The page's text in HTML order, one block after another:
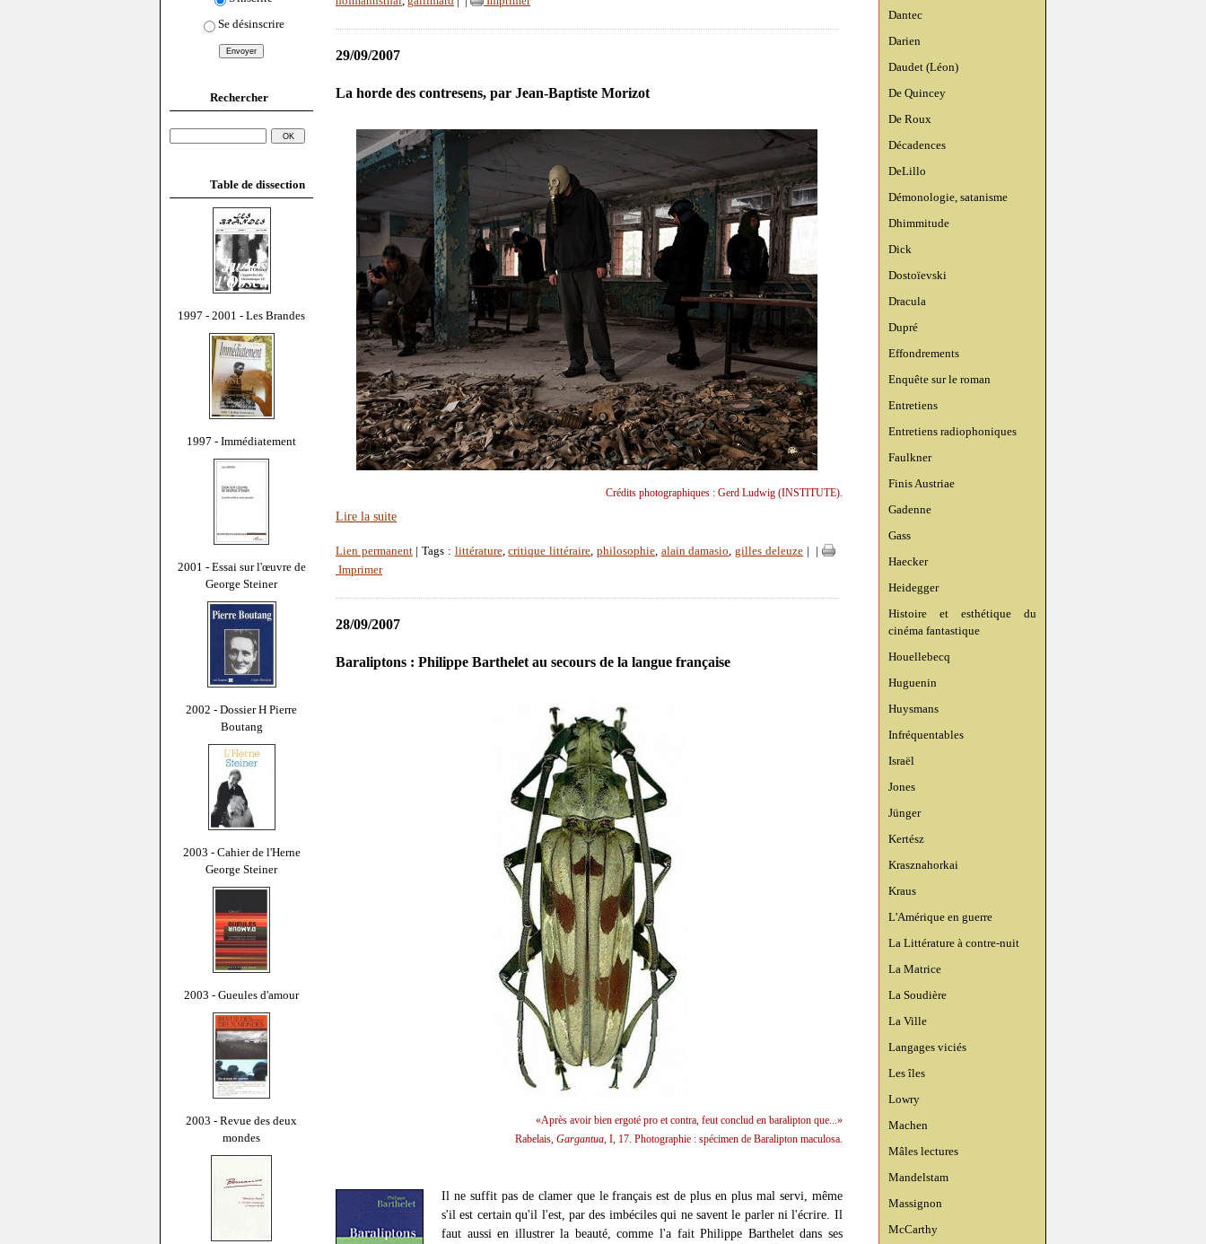
Se désinscrire
Rechercher
Table de dissection
1997 - 2001 - Les Brandes
1997 - Immédiatement
2001 - Essai sur l'œuvre de
George Steiner
2002 - Dossier H Pierre
Boutang
2003 - Cahier de l'Herne
George Steiner
2003 - Gueules d'amour
2003 - Revue des deux
mondes
Dantec
Darien
Daudet (Léon)
De Quincey
De Roux
Décadences
DeLillo
Démonologie, satanisme
Dhimmitude
Dick
Dostoïevski
Dracula
Dupré
Effondrements
Enquête sur le roman
Entretiens
Entretiens radiophoniques
Faulkner
Finis Austriae
Gadenne
Gass
Haecker
Heidegger
Histoire et esthétique du
cinéma fantastique
Houellebecq
Huguenin
Huysmans
Infréquentables
Israël
Jones
Jünger
Kertész
Krasznahorkai
Kraus
L'Amérique en guerre
La Littérature à contre-nuit
La Matrice
La Soudière
La Ville
Langages viciés
Les îles
Lowry
Machen
Mâles lectures
Mandelstam
Massignon
McCarthy
29/09/2007
La horde des contresens, par Jean-Baptiste Morizot
Crédits photographiques : Gerd Ludwig (INSTITUTE).
Lire la suite
Lien permanent| Tags : littérature,critique littéraire, philosophie, alain damasio,gilles deleuze|
Imprimer
28/09/2007
Baraliptons : Philippe Barthelet au secours de la langue française
«Après avoir bien ergoté pro et contra, feut conclud en baralipton que...»
Rabelais, Gargantua, I, 17. Photographie : spécimen de Baralipton maculosa.
Il ne suffit pas de clamer que le français est de plus en plus mal servi, même
s'il est certain qu'il l'est, par des imbéciles qui ne savent le parler ni l'écrire. Il
faut aussi en illustrer la beauté, comme l'a fait Philippe Barthelet dans ses